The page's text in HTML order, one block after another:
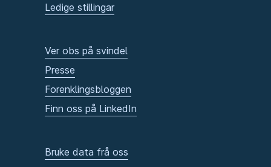
Ledige stillingar
Ver obs på svindel
Presse
Forenklingsbloggen
Finn oss på LinkedIn
Bruke data frå oss